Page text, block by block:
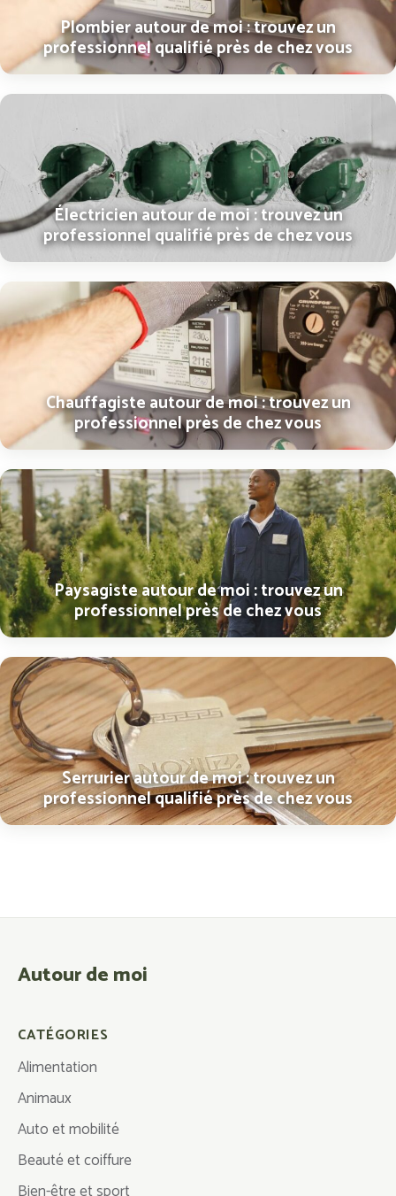
Plombier autour de moi : trouvez un
professionnel qualifié près de chez vous
Électricien autour de moi : trouvez un
professionnel qualifié près de chez vous
Chauffagiste autour de moi : trouvez un
professionnel près de chez vous
Paysagiste autour de moi : trouvez un
professionnel près de chez vous
Serrurier autour de moi : trouvez un
professionnel qualifié près de chez vous
Autour de moi
CATÉGORIES
Alimentation
Animaux
Auto et mobilité
Beauté et coiffure